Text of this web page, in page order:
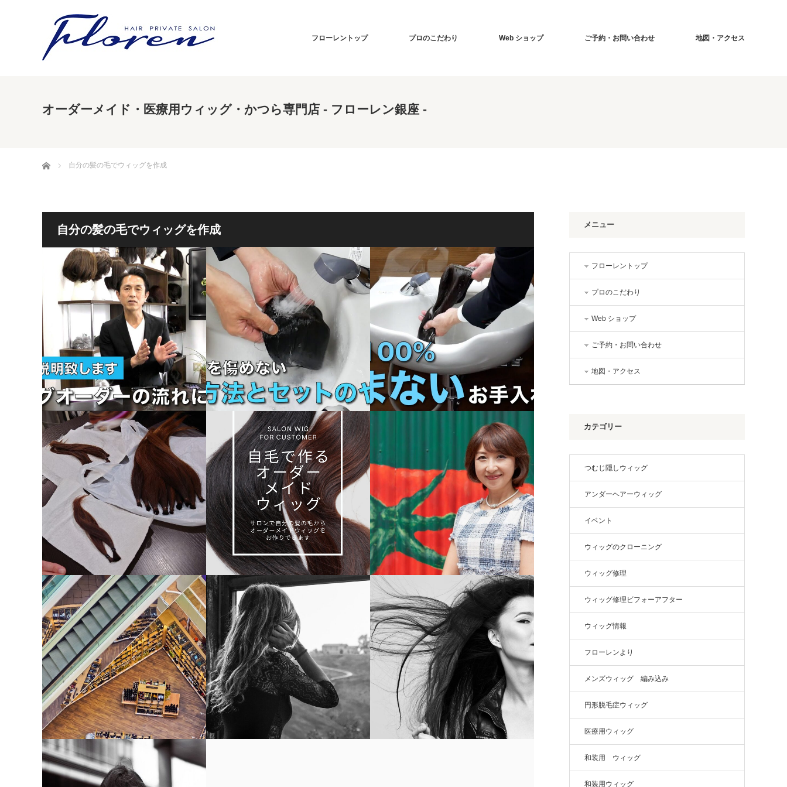
フローレントップ プロのこだわり Web ショップ ご予約・お問い合わせ 地図・アクセス
オーダーメイド・医療用ウィッグ・かつら専門店 - フローレン銀座 -
ホーム 自分の髪の毛でウィッグを作成
自分の髪の毛でウィッグを作成 メニュー
フローレントップ
プロのこだわり
Web ショップ
ご予約・お問い合わせ
地図・アクセス
カテゴリー
つむじ隠しウィッグ
アンダーヘアーウィッグ
イベント
ウィッグのクローニング
ウィッグ修理
ウィッグ修理ビフォーアフター
ウィッグ情報
フローレンより
メンズウィッグ 編み込み
円形脱毛症ウィッグ
医療用ウィッグ
和装用 ウィッグ
和装用ウィッグ